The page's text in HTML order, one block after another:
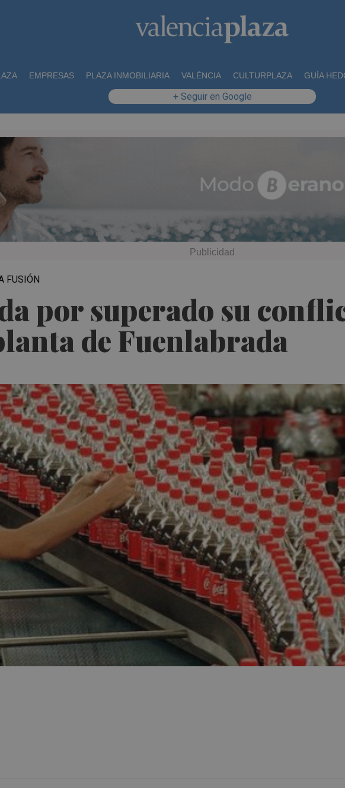
EMPRESAS PLAZA INMOBILIARIA VALÈNCIA CULTURPLAZA GUÍA
+ Seguir en Google
por superado su
de Fuenlabrada
FUSIÓN